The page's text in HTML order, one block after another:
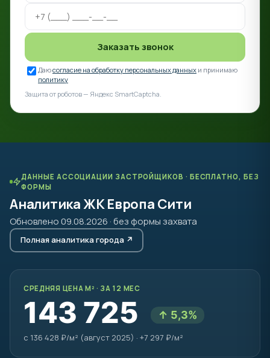
Заказать звонок
Даюсогласие на обработку персональных данных и принимаю
политику
Защита от роботов — Яндекс SmartCaptcha.
ДАННЫЕ АССОЦИАЦИИ ЗАСТРОЙЩИКОВ · БЕСПЛАТНО, БЕЗ
ФОРМЫ
Аналитика ЖК Европа Сити
Обновлено 09.08.2026 · без формы захвата
Полная аналитика города ↗
СРЕДНЯЯ ЦЕНА М² · ЗА 12 МЕС
143 725 ↑ 5,3%
с 136 428 ₽/м² (август 2025) · +7 297 ₽/м²